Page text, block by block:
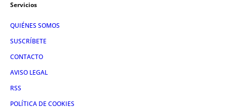
Servicios
QUIÉNES SOMOS
SUSCRÍBETE
CONTACTO
AVISO LEGAL
RSS
POLÍTICA DE COOKIES